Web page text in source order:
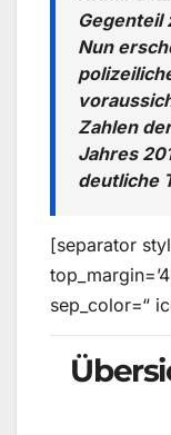
Gegenteil
Nun
Zahlen
Jahres
deutliche
[separator
sep_color=“